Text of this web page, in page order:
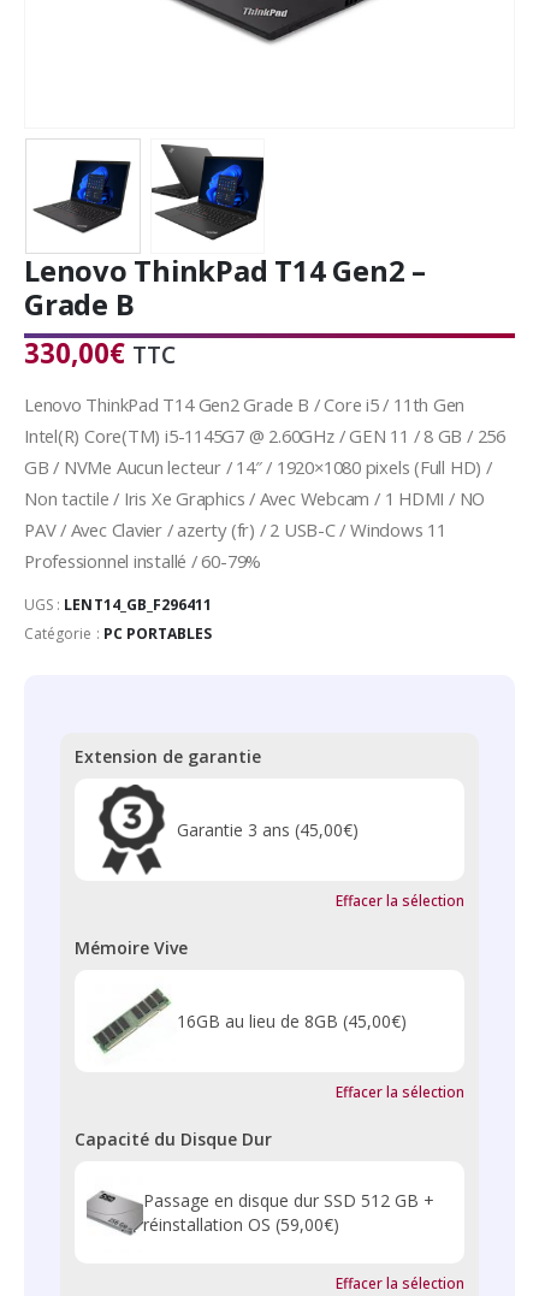
Lenovo ThinkPad T14 Gen2 –
Grade B
330,00€ TTC
Lenovo ThinkPad T14 Gen2 Grade B / Core i5 / 11th Gen
Intel(R) Core(TM) i5-1145G7 @ 2.60GHz / GEN 11 / 8 GB / 256
GB / NVMe Aucun lecteur / 14″ / 1920×1080 pixels (Full HD) /
Non tactile / Iris Xe Graphics / Avec Webcam / 1 HDMI / NO
PAV / Avec Clavier / azerty (fr) / 2 USB-C / Windows 11
Professionnel installé / 60-79%
UGS : LENT14_GB_F296411
Catégorie : PC PORTABLES
Extension de garantie
Garantie 3 ans (45,00€)
Effacer la sélection
Mémoire Vive
16GB au lieu de 8GB (45,00€)
Effacer la sélection
Capacité du Disque Dur
Passage en disque dur SSD 512 GB +
réinstallation OS (59,00€)
Effacer la sélection